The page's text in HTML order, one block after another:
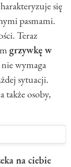
się
pasmami.
Teraz
grzywkę w
wymaga
sytuacji.
także osoby,
na ciebie